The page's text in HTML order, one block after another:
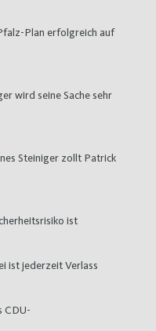
Plan erfolgreich auf
wird seine Sache sehr
Steiniger zollt Patrick
ist
ist jederzeit Verlass
CDU-